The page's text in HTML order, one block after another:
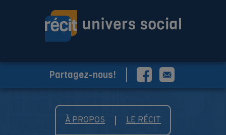
À PROPOS LE RÉCIT
Partagez-nous!